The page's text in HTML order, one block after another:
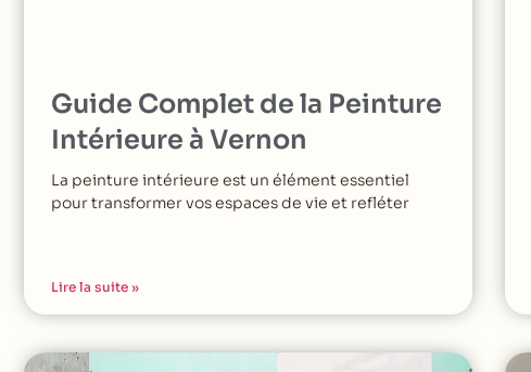
Guide Complet de la Peinture
Intérieure à Vernon
La peinture intérieure est un élément essentiel
pour transformer vos espaces de vie et refléter
Lire la suite »